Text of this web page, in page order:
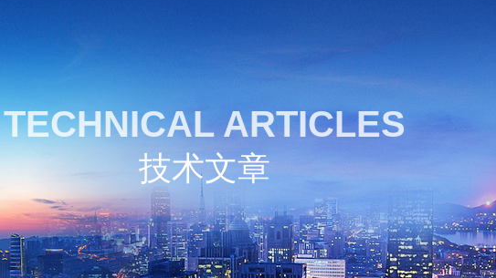
TECHNICAL ARTICLES
技术文章